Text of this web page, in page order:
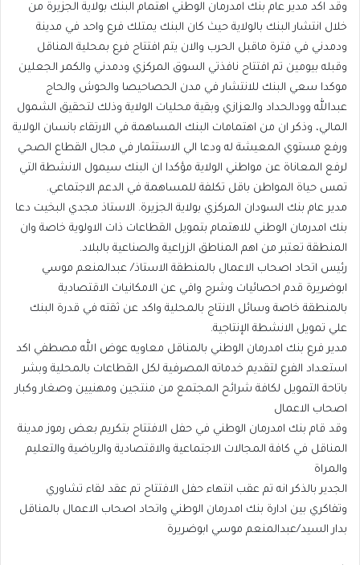
وقد اكد مدير عام بنك امدرمان الوطني اهتمام البنك بولاية الجزيرة من
خلال انتشار البنك بالولاية حيث كان البنك يمتلك فرع واحد في مدينة
ودمدني في فترة ماقبل الحرب والان يتم افتتاح فرع بمحلية المناقل
وقبله بيومين تم افتتاح نافذتي السوق المركزي ودمدني والكمر الجعلين
موكدا سعي البنك للانتشار في مدن الحصاحيصا والحوش والحاج
عبدالله وودالحداد والعزازي وبقية محليات الولاية وذلك لتحقيق الشمول
المالي، وذكر ان من اهتمامات البنك المساهمة في الارتقاء بانسان الولاية
ورفع مستوي المعيشة له ودعا الي الاستثمار في مجال القطاع الصحي
لرفع المعاناة عن مواطني الولاية مؤكدا ان البنك سيمول الانشطة التي
تمس حياة المواطن باقل تكلفة للمساهمة في الدعم الاجتماعي.
مدير عام بنك السودان المركزي بولاية الجزيرة. الاستاذ مجدي البخيت دعا
بنك امدرمان الوطني للاهتمام بتمويل القطاعات ذات الاولوية خاصة وان
المنطقة تعتبر من اهم المناطق الزراعية والصناعية بالبلاد.
رئيس اتحاد اصحاب الاعمال بالمنطقة الاستاذ/ عبدالمنعم موسي
ابوضريرة قدم احصائيات وشرح وافي عن الامكانيات الاقتصادية
بالمنطقة خاصة وسائل الانتاج بالمحلية واكد عن ثقته في قدرة البنك
علي تمويل الانشطة الإنتاجية.
مدير فرع بنك امدرمان الوطني بالمناقل معاويه عوض الله مصطفي اكد
استعداد الفرع لتقديم خدماته المصرفية لكل القطاعات بالمحلية وبشر
باتاحة التمويل لكافة شرائح المجتمع من منتجين ومهنيين وصغار وكبار
اصحاب الاعمال
وقد قام بنك امدرمان الوطني في حفل الافتتاح بتكريم بعض رموز مدينة
المناقل في كافة المجالات الاجتماعية والاقتصادية والرياضية والتعليم
والمراة
الجدير بالذكر انه تم عقب انتهاء حفل الافتتاح تم عقد لقاء تشاوري
وتفاكري بين ادارة بنك امدرمان الوطني واتحاد اصحاب الاعمال بالمناقل
بدار السيد/عبدالمنعم موسي ابوضريرة